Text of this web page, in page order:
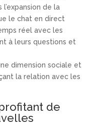
de la
le chat en direct
réel avec les
à leurs questions et
dimension sociale et
la relation avec les
de